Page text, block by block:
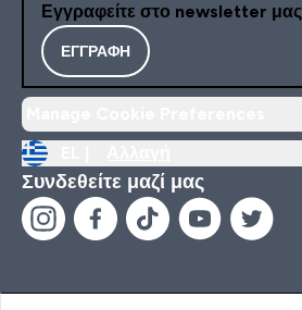
Εγγραφείτε στο newsletter μας
ΕΓΓΡΑΦΉ
Συνδεθείτε μαζί μας